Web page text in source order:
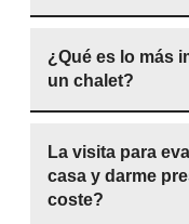
¿Qué es lo más
un chalet?
La visita para
casa y darme
coste?